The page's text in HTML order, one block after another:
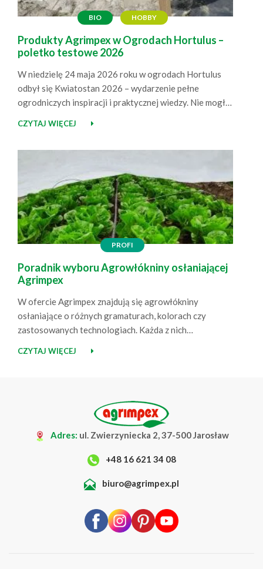
BIO HOBBY
Produkty Agrimpex w Ogrodach Hortulus –
poletko testowe 2026
W niedzielę 24 maja 2026 roku w ogrodach Hortulus
odbył się Kwiatostan 2026 – wydarzenie pełne
ogrodniczych inspiracji i praktycznej wiedzy. Nie mogło
spotkania, wiedza, inspiracje Jako Agrimpex
ogrodowych upraw. Była to doskonała okazja, aby…
CZYTAJ WIĘCEJ
PROFI
Poradnik wyboru Agrowłókniny osłaniającej
Agrimpex
W ofercie Agrimpex znajdują się agrowłókniny
osłaniające o różnych gramaturach, kolorach czy
zastosowanych technologiach. Każda z nich
dlatego dobór rozwiązania odpowiedniego do
warunki atmosferyczne oraz różne potrzeby roślin na
poszczególnych etapach ich rozwoju sprawiają, że
jeden…
CZYTAJ WIĘCEJ
Adres: ul. Zwierzyniecka 2, 37-500 Jarosław
+48 16 621 34 08
biuro@agrimpex.pl